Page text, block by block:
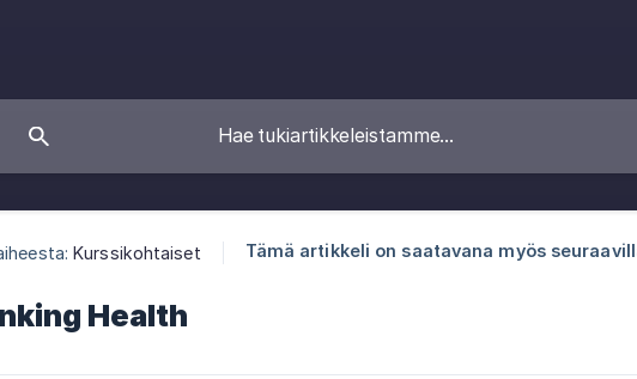
Kurssikohtaiset Tämä artikkeli on saatavana myös
Health